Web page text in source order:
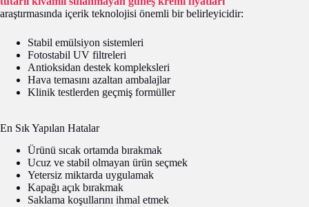
araştırmasında içerik teknolojisi önemli bir belirleyicidir:
Stabil emülsiyon sistemleri
Fotostabil UV filtreleri
Antioksidan destek kompleksleri
Hava temasını azaltan ambalajlar
Klinik testlerden geçmiş formüller
En Sık Yapılan Hatalar
Ürünü sıcak ortamda bırakmak
Ucuz ve stabil olmayan ürün seçmek
Yetersiz miktarda uygulamak
Kapağı açık bırakmak
Saklama koşullarını ihmal etmek